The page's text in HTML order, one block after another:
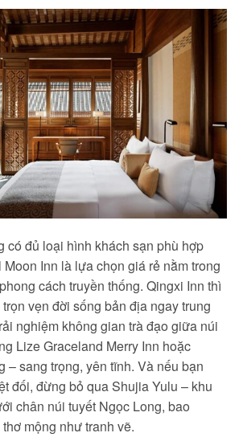
có đủ loại hình khách sạn phù hợp
Inn là lựa chọn giá rẻ nằm trong
cách truyền thống. Qingxi Inn thì
vẹn đời sống bản địa ngay trung
nghiệm không gian trà đạo giữa núi
Lize Graceland Merry Inn hoặc
– sang trọng, yên tĩnh. Và nếu bạn
đối, đừng bỏ qua Shujia Yulu – khu
chân núi tuyết Ngọc Long, bao
mộng như tranh vẽ.